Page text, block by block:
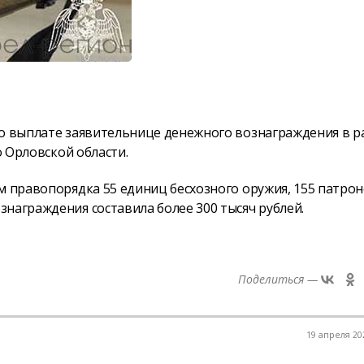
заявительнице денежного вознаграждения в
Орловской области.
55 единиц бесхозного оружия, 155
составила более 300 тысяч рублей.
Поделиться —
19 апреля